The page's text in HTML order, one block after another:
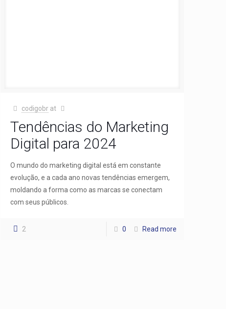
codigobr at
Tendências do Marketing
Digital para 2024
O mundo do marketing digital está em constante
evolução, e a cada ano novas tendências emergem,
moldando a forma como as marcas se conectam
com seus públicos.
2 0 Read more